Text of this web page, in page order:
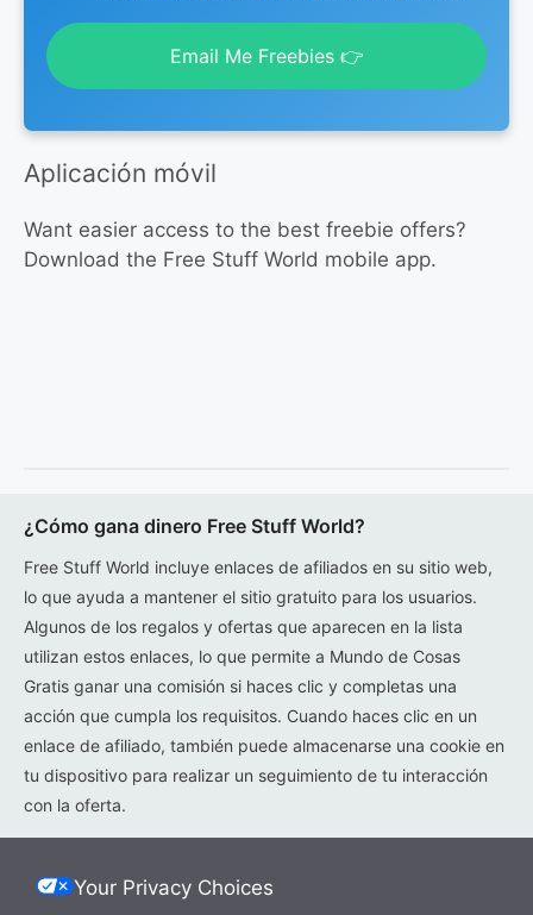
Email Me Freebies 👉
Aplicación móvil
Want easier access to the best freebie offers?
Download the Free Stuff World mobile app.
¿Cómo gana dinero Free Stuff World?
Free Stuff World incluye enlaces de afiliados en su sitio web,
lo que ayuda a mantener el sitio gratuito para los usuarios.
Algunos de los regalos y ofertas que aparecen en la lista
utilizan estos enlaces, lo que permite a Mundo de Cosas
Gratis ganar una comisión si haces clic y completas una
acción que cumpla los requisitos. Cuando haces clic en un
enlace de afiliado, también puede almacenarse una cookie en
tu dispositivo para realizar un seguimiento de tu interacción
con la oferta.
Your Privacy Choices